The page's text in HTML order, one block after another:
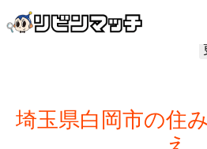
埼玉県白岡市の住